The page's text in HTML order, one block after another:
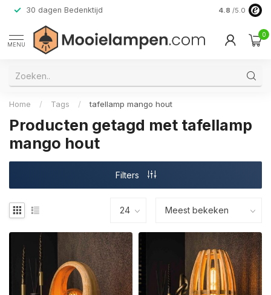
30 dagen Bedenktijd Verzending
4.8 /5.0
MENU
0
Home / Tags / tafellamp mango hout
Producten getagd met tafellamp
mango hout
Filters